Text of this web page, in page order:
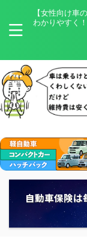
【女性向け車
わかりやすく
自動車保険は